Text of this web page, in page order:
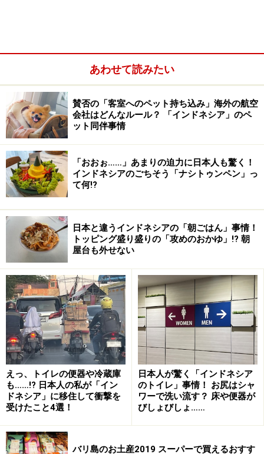
それではインドネシアのビールをご紹介します。
インドネシアビールの代名詞！赤い星が目
印のビンタンビール（Bir Bintang）
インドネシアを代表するビンタンビール
インドネシアのビールといえばこちら。ビンタンビール
です。ビンタンとはインドネシア語で星の意味で、その
名の通り赤い星が目印です。オランダ植民地時代の1929
年にスラバヤで醸造所が作られたのが始まりで、現在も
ており飽きにくいビールです。南国らしく暑い屋外で飲
むとおすすめです。他にもビンタンラドラーというレモ
あわせて読みたい
賛否の「客室へのペット持ち込み」海外の航空
会社はどんなルール？ 「インドネシア」のペ
ット同伴事情
「おおぉ……」あまりの迫力に日本人も驚く！
インドネシアのごちそう「ナシトゥンペン」っ
て何!?
日本と違うインドネシアの「朝ごはん」事情！
トッピング盛り盛りの「攻めのおかゆ」!? 朝
屋台も外せない
えっ、トイレの便器や冷蔵庫
も……!? 日本人の私が「イン
ドネシア」に移住して衝撃を
受けたこと4選！
日本人が驚く「インドネシア
のトイレ」事情！ お尻はシャ
ワーで洗い流す？ 床や便器が
びしょびしょ……
バリ島のお土産2019 スーパーで買えるおすす